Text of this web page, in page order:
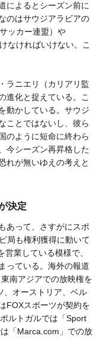
によるとシーズン前に
のはサウジアラビアの
ッカー連盟）や
なければいけない。こ
ラニエリ（カリアリ監
進化と捉えている。こ
動かしている。サウジ
ことではないし、彼ら
のように短命に終わら
今シーズン再昇格した
れが無いゆえの考えと
決定
あって、さすがにスポ
局も権利獲得に動いて
業している模様で、
っている。海外の報道
南アジアでの放映権を
、オーストリア、ベル
FOXスポーツが契約を
ルトガルでは「Sport
「Marca.com」での放